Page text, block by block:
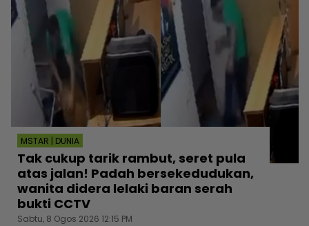
MSTAR | DUNIA
Tak cukup tarik rambut, seret pula
atas jalan! Padah bersekedudukan,
wanita didera lelaki baran serah
bukti CCTV
Sabtu, 8 Ogos 2026 12:15 PM